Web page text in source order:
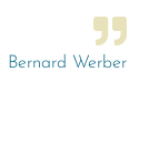
Bernard Werber